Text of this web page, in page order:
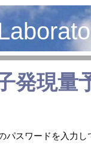
発現量
パスワードを入力し